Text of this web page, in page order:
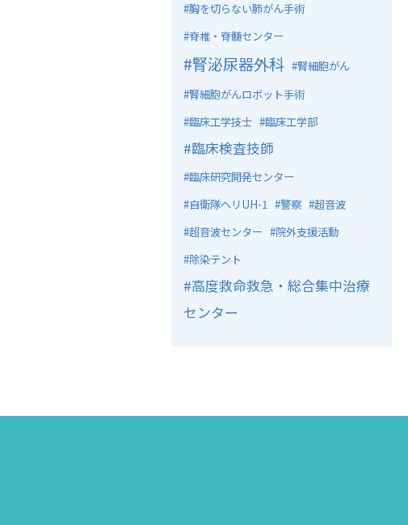
胸を切らない肺がん手術
脊椎・脊髄センター
腎泌尿器外科
腎細胞がん
腎細胞がんロボット手術
臨床工学技士
臨床工学部
臨床検査技師
臨床研究開発センター
自衛隊ヘリUH-1
警察
超音波
超音波センター
院外支援活動
除染テント
高度救命救急・総合集中治療
センター